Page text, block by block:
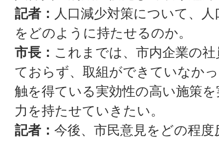
記者： 人口減少対策について、
をどのように持たせるのか。
市長： これまでは、市内企業の
ておらず、取組ができていなか
触を得ている実効性の高い施策
力を持たせていきたい。
記者： 今後、市民意見をどの程